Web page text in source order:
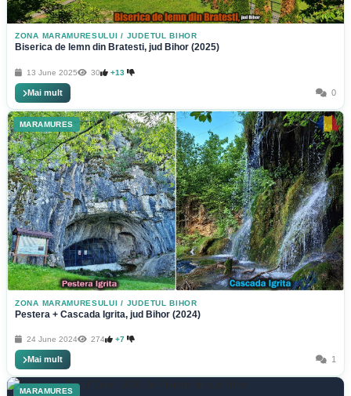
ZONA MARAMURESULUI / JUDETUL BIHOR
Biserica de lemn din Bratesti, jud Bihor (2025)
13 June 2025 30 +13
Mai mult 0
MARAMURES
ZONA MARAMURESULUI / JUDETUL BIHOR
Pestera + Cascada Igrita, jud Bihor (2024)
24 June 2024 274 +7
Mai mult 1
MARAMURES